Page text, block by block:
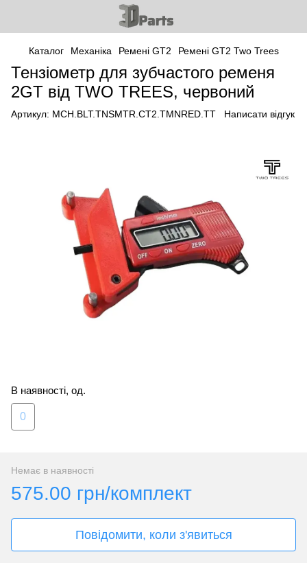
Каталог Механіка Ремені GT2 Ремені GT2 Two Trees
Тензіометр для зубчастого ременя
2GT від TWO TREES, червоний
Артикул: MCH.BLT.TNSMTR.CT2.TMNRED.TT Написати відгук
В наявності, од.
0
Немає в наявності
575.00 грн/комплект
Повідомити, коли з'явиться